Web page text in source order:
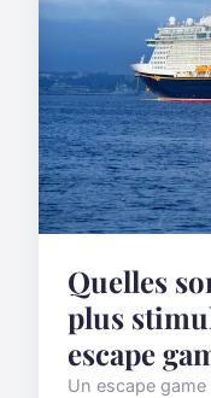
Quelles
plus
escape
Un escape